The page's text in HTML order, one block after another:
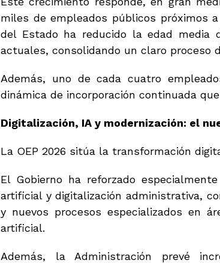
miles de empleados públicos próximos
del Estado ha reducido la edad media
actuales, consolidando un claro proceso
Además, uno de cada cuatro
dinámica de incorporación continuada
Digitalización, IA y modernización: el
La OEP 2026 sitúa la transformación
El Gobierno ha reforzado
artificial y digitalización administrativa,
y nuevos procesos especializados en
artificial.
Además, la Administración prevé